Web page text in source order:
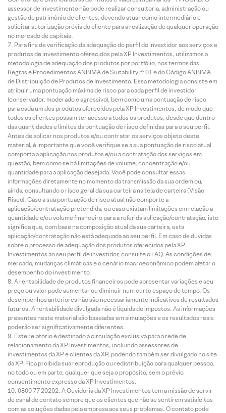
assessor de investimento não pode realizar consultoria, administração ou
gestão de patrimônio de clientes, devendo atuar como intermediário e
solicitar autorização prévia do cliente para a realização de qualquer operação
no mercado de capitais.
Para fins de verificação da adequação do perfil do investidor aos serviços e
produtos de investimento oferecidos pela XP Investimentos, utilizamos a
metodologia de adequação dos produtos por portfólio, nos termos das
Regras e Procedimentos ANBIMA de Suitability nº 01 e do Código ANBIMA
de Distribuição de Produtos de Investimento. Essa metodologia consiste em
atribuir uma pontuação máxima de risco para cada perfil de investidor
(conservador, moderado e agressivo), bem como uma pontuação de risco
para cada um dos produtos oferecidos pela XP Investimentos, de modo que
todos os clientes possam ter acesso a todos os produtos, desde que dentro
das quantidades e limites da pontuação de risco definidas para o seu perfil.
Antes de aplicar nos produtos e/ou contratar os serviços objeto deste
material, é importante que você verifique se a sua pontuação de risco atual
comporta a aplicação nos produtos e/ou a contratação dos serviços em
questão, bem como se há limitações de volume, concentração e/ou
quantidade para a aplicação desejada. Você pode consultar essas
informações diretamente no momento da transmissão da sua ordem ou,
ainda, consultando o risco geral da sua carteira na tela de carteira (Visão
Risco). Caso a sua pontuação de risco atual não comporte a
aplicação/contratação pretendida, ou caso existam limitações em relação à
quantidade e/ou volume financeiro para a referida aplicação/contratação, isto
significa que, com base na composição atual da sua carteira, esta
aplicação/contratação não está adequada ao seu perfil. Em caso de dúvidas
sobre o processo de adequação dos produtos oferecidos pela XP
Investimentos ao seu perfil de investidor, consulte o FAQ. As condições de
mercado, mudanças climáticas e o cenário macroeconômico podem afetar o
desempenho do investimento.
A rentabilidade de produtos financeiros pode apresentar variações e seu
preço ou valor pode aumentar ou diminuir num curto espaço de tempo. Os
desempenhos anteriores não são necessariamente indicativos de resultados
futuros. A rentabilidade divulgada não é líquida de impostos. As informações
presentes neste material são baseadas em simulações e os resultados reais
poderão ser significativamente diferentes.
Este relatório é destinado à circulação exclusiva para a rede de
relacionamento da XP Investimentos, incluindo assessores de
investimentos da XP e clientes da XP, podendo também ser divulgado no site
da XP. Fica proibida sua reprodução ou redistribuição para qualquer pessoa,
no todo ou em parte, qualquer que seja o propósito, sem o prévio
consentimento expresso da XP Investimentos.
0800 77 20202. A Ouvidoria da XP Investimentos tem a missão de servir
de canal de contato sempre que os clientes que não se sentirem satisfeitos
com as soluções dadas pela empresa aos seus problemas. O contato pode